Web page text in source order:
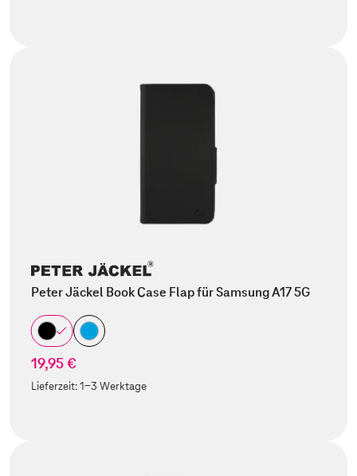
Peter Jäckel Book Case Flap für Samsung A17 5G
19,95 €
Lieferzeit:1-3 Werktage